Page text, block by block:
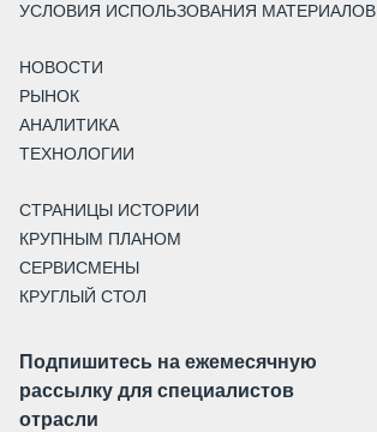
УСЛОВИЯ ИСПОЛЬЗОВАНИЯ МАТЕРИАЛОВ
НОВОСТИ
РЫНОК
АНАЛИТИКА
ТЕХНОЛОГИИ
СТРАНИЦЫ ИСТОРИИ
КРУПНЫМ ПЛАНОМ
СЕРВИСМЕНЫ
КРУГЛЫЙ СТОЛ
Подпишитесь на ежемесячную
рассылку для специалистов
отрасли